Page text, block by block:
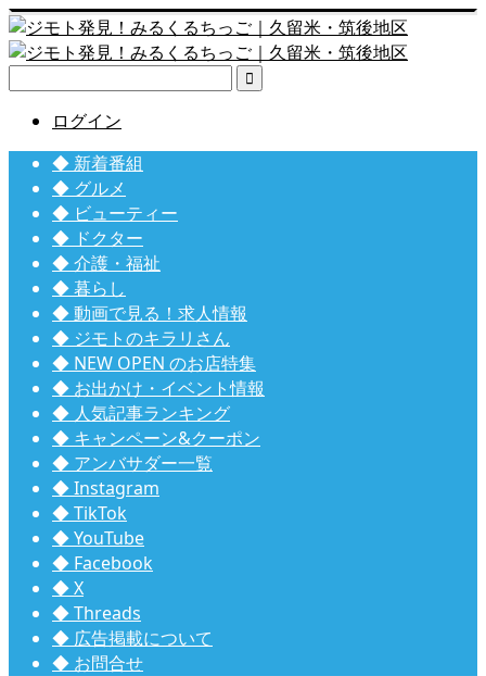

ログイン
◆ 新着番組
◆ グルメ
◆ ビューティー
◆ ドクター
◆ 介護・福祉
◆ 暮らし
◆ 動画で見る！求人情報
◆ ジモトのキラリさん
◆ NEW OPEN のお店特集
◆ お出かけ・イベント情報
◆ 人気記事ランキング
◆ キャンペーン&クーポン
◆ アンバサダー一覧
◆ Instagram
◆ TikTok
◆ YouTube
◆ Facebook
◆ X
◆ Threads
◆ 広告掲載について
◆ お問合せ